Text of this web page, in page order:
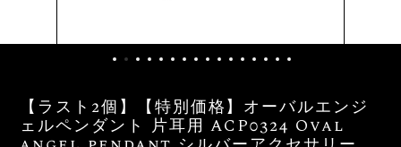
【ラスト2個】【特別価格】オーバルエンジ
ェルペンダント 片耳用 ACP0324 Oval